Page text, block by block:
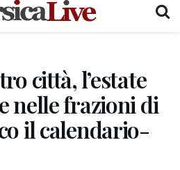
città, l’estate
nelle frazioni di
il calendario-